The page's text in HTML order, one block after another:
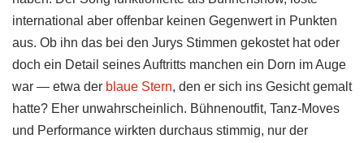
international aber offenbar keinen Gegenwert in Punkten
aus. Ob ihn das bei den Jurys Stimmen gekostet hat oder
doch ein Detail seines Auftritts manchen ein Dorn im Auge
war — etwa der blaue Stern, den er sich ins Gesicht gemalt
hatte? Eher unwahrscheinlich. Bühnenoutfit, Tanz-Moves
und Performance wirkten durchaus stimmig, nur der